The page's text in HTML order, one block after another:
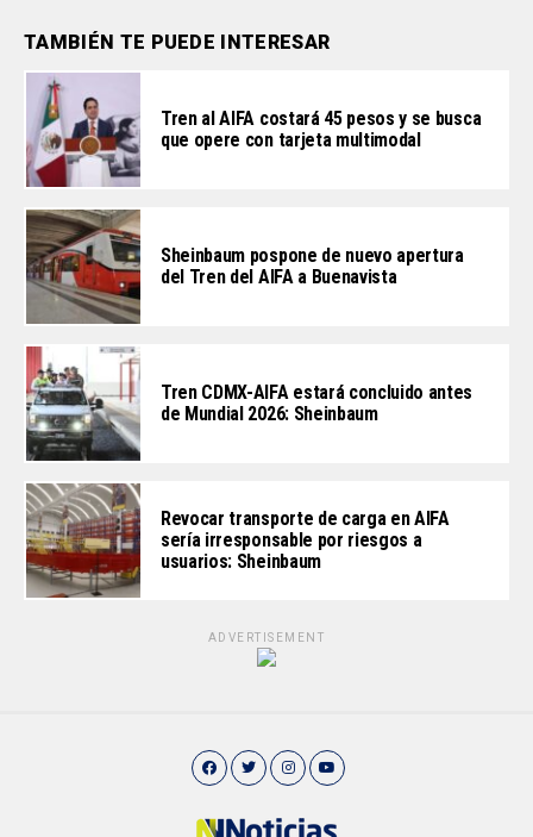
TAMBIÉN TE PUEDE INTERESAR
Tren al AIFA costará 45 pesos y se busca
que opere con tarjeta multimodal
Sheinbaum pospone de nuevo apertura
del Tren del AIFA a Buenavista
Tren CDMX-AIFA estará concluido antes
de Mundial 2026: Sheinbaum
Revocar transporte de carga en AIFA
sería irresponsable por riesgos a
usuarios: Sheinbaum
ADVERTISEMENT